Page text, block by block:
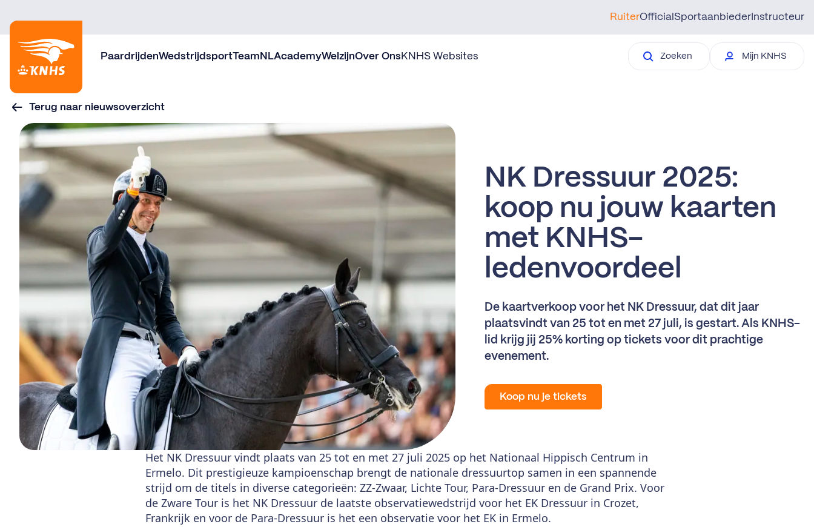
RuiterOfficial Sportaanbieder Instructeur
PaardrijdenWedstrijdsportTeamNLAcademyWelzijnOver OnsKNHS Websites Zoeken Mijn KNHS
Terug naar nieuwsoverzicht
NK Dressuur 2025:
koop nu jouw kaarten
met KNHS-
ledenvoordeel
De kaartverkoop voor het NK Dressuur, dat dit jaar
plaatsvindt van 25 tot en met 27 juli, is gestart. Als KNHS-
lid krijg jij 25% korting op tickets voor dit prachtige
evenement.
Koop nu je tickets
Het NK Dressuur vindt plaats van 25 tot en met 27 juli 2025 op het Nationaal Hippisch Centrum in
Ermelo. Dit prestigieuze kampioenschap brengt de nationale dressuurtop samen in een spannende
strijd om de titels in diverse categorieën: ZZ-Zwaar, Lichte Tour, Para-Dressuur en de Grand Prix. Voor
de Zware Tour is het NK Dressuur de laatste observatiewedstrijd voor het EK Dressuur in Crozet,
Frankrijk en voor de Para-Dressuur is het een observatie voor het EK in Ermelo.